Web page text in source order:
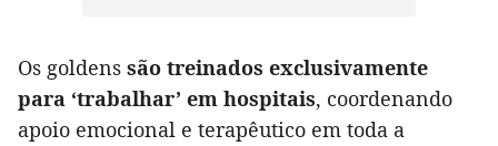
Os goldens são treinados exclusivamente
para ‘trabalhar’ em hospitais, coordenando
apoio emocional e terapêutico em toda a